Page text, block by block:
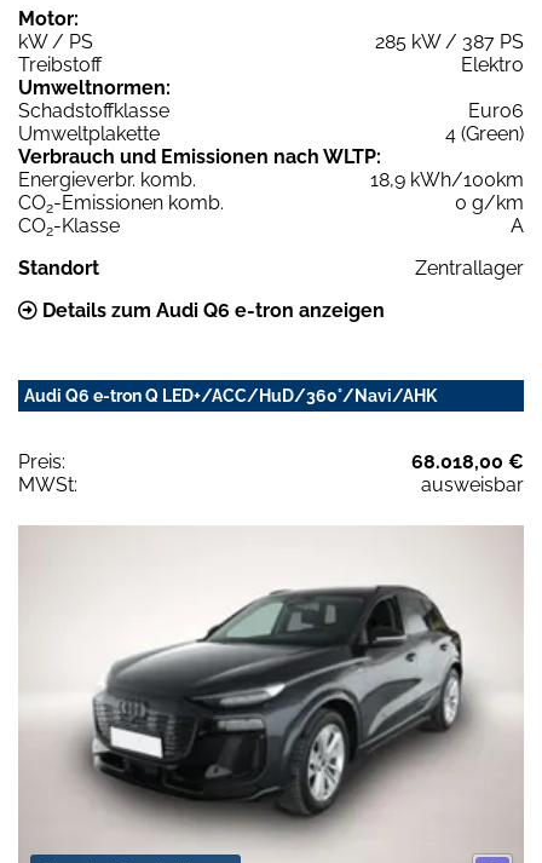
Motor:
kW / PS
285 kW / 387 PS
Treibstoff
Elektro
Umweltnormen:
Schadstoffklasse
Euro6
Umweltplakette
4 (Green)
Verbrauch und Emissionen nach WLTP:
Energieverbr. komb.
18,9 kWh/100km
CO2-Emissionen komb.
0 g/km
CO2-Klasse
A
Standort
Zentrallager
Details zum Audi Q6 e-tron anzeigen
Audi Q6 e-tron Q LED+/ACC/HuD/360°/Navi/AHK
Preis:
68.018,00 €
MWSt:
ausweisbar